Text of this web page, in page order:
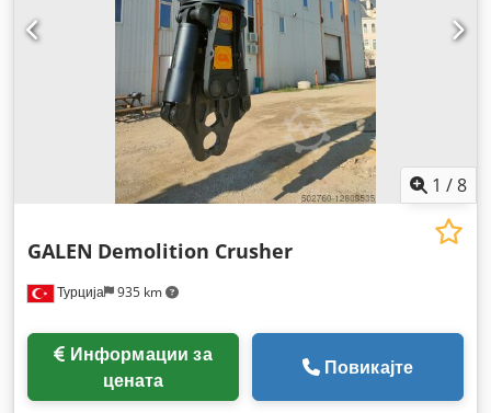
1 /8
Турција 935 km
GALEN Demolition Crusher
цената
Повикајте